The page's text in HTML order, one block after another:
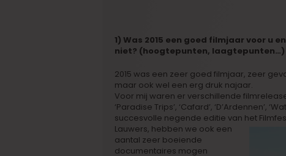
1) Was 2015 een goed filmjaar voor u
niet? (hoogtepunten, laagtepunten…)
2015 was een zeer goed filmjaar, zeer
maar ook wel een erg druk najaar.
Voor mij waren er verschillende
‘Paradise Trips’, ‘Cafard’, ‘D’Ardennen’,
succesvolle negende editie van het
Lauwers, hebben we ook een
aantal zeer boeiende
documentaires mogen